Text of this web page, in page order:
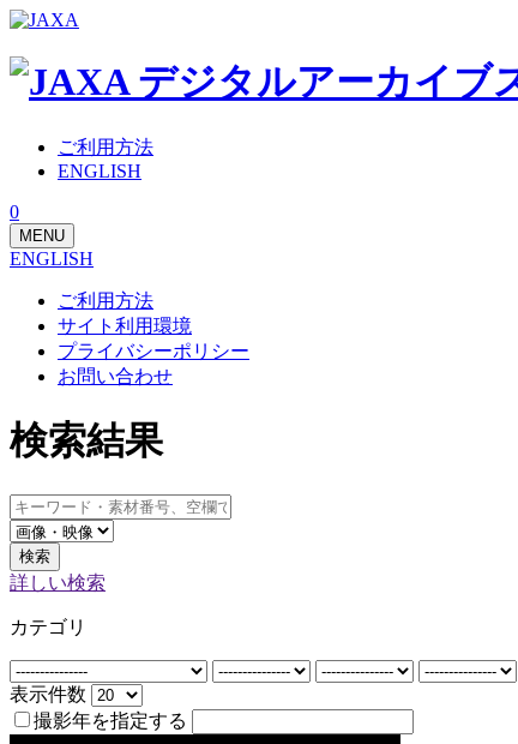
ご利用方法
ENGLISH
0
MENU
ENGLISH
ご利用方法
サイト利用環境
プライバシーポリシー
お問い合わせ
検索結果
検索
詳しい検索
カテゴリ
表示件数
撮影年を指定する